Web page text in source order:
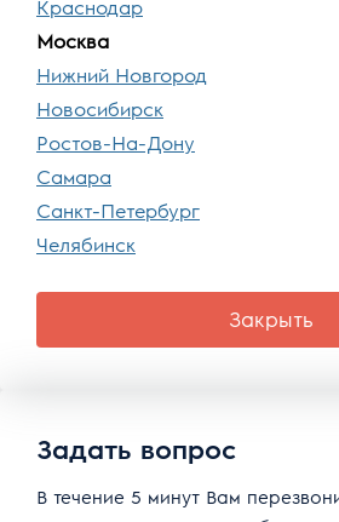
Краснодар
Москва
Нижний Новгород
Новосибирск
Ростов-На-Дону
Самара
Санкт-Петербург
Челябинск
Закрыть
Задать вопрос
В течение 5 минут Вам